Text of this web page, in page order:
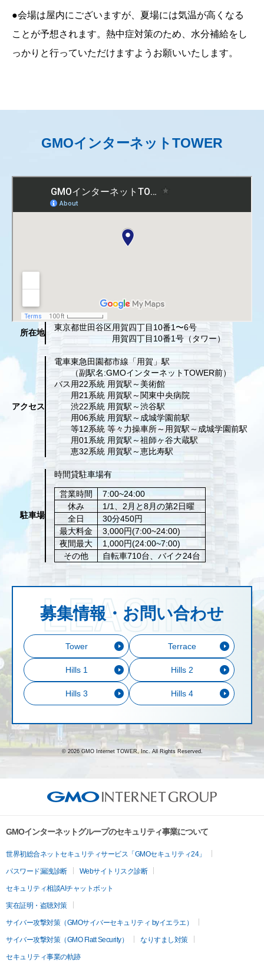
●会場は屋内にございますが、夏場には気温が高くなる
ことが予想されます。熱中症対策のため、水分補給をし
っかりと行っていただけますようお願いいたします。
GMOインターネットTOWER
所在地
東京都世田谷区用賀四丁目10番1〜6号
用賀四丁目10番1号（タワー）
アクセス
電車東急田園都市線「用賀」駅
（副駅名:GMOインターネットTOWER前）
バス 用22系統 用賀駅～美術館
用21系統 用賀駅～関東中央病院
渋22系統 用賀駅～渋谷駅
用06系統 用賀駅～成城学園前駅
等12系統 等々力操車所～用賀駅～成城学園前駅
用01系統 用賀駅～祖師ヶ谷大蔵駅
恵32系統 用賀駅～恵比寿駅
駐車場
時間貸駐車場有
営業時間
7:00~24:00
休み
1/1、2月と8月の第2日曜
全日
30分450円
最大料金
3,000円(7:00~24:00)
夜間最大
1,000円(24:00~7:00)
その他
自転車710台、バイク24台
募集情報・お問い合わせ
Tower Terrace
Hills 1 Hills 2
Hills 3 Hills 4
© 2026 GMO Internet TOWER, Inc. All Rights Reserved.
GMOインターネットグループのセキュリティ事業について
世界初総合ネットセキュリティサービス「GMOセキュリティ24」
パスワード漏洩診断 Webサイトリスク診断
セキュリティ相談AIチャットボット
実在証明・盗聴対策
サイバー攻撃対策（GMOサイバーセキュリティ byイエラエ）
サイバー攻撃対策（GMO Flatt Security） なりすまし対策
セキュリティ事業の軌跡